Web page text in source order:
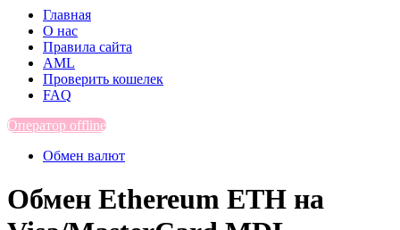
Главная
О нас
Правила сайта
AML
Проверить кошелек
FAQ
Оператор offline
Обмен валют
Обмен Ethereum ETH на